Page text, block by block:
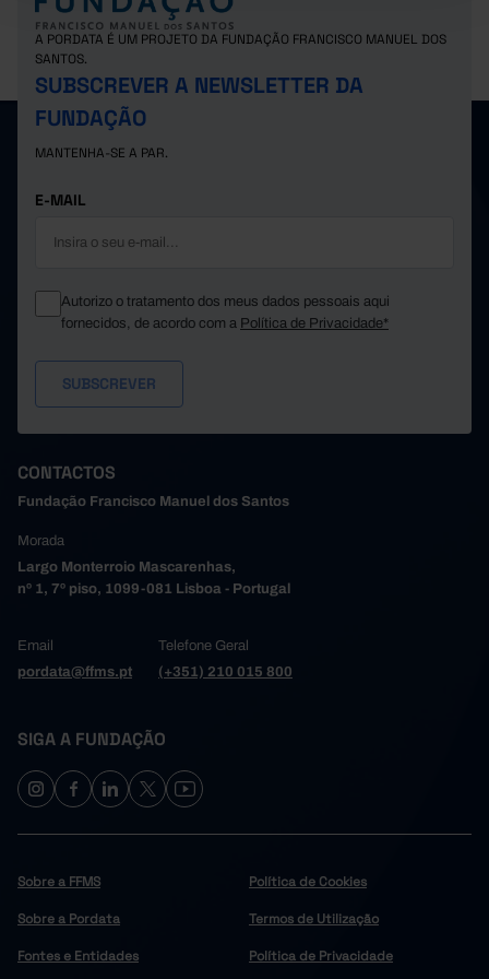
A PORDATA É UM PROJETO DA FUNDAÇÃO FRANCISCO MANUEL DOS
SANTOS.
SUBSCREVER A NEWSLETTER DA
FUNDAÇÃO
MANTENHA-SE A PAR.
E-MAIL
Autorizo o tratamento dos meus dados pessoais aqui
fornecidos, de acordo com a Política de Privacidade*
CONTACTOS
Fundação Francisco Manuel dos Santos
Morada
Largo Monterroio Mascarenhas,
nº 1, 7º piso, 1099-081 Lisboa - Portugal
Email
pordata@ffms.pt
Telefone Geral
(+351) 210 015 800
SIGA A FUNDAÇÃO
Sobre a FFMS
Sobre a Pordata
Fontes e Entidades
Política de Cookies
Termos de Utilização
Política de Privacidade